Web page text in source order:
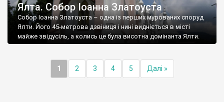
Ялта. Собор Іоанна Златоуста
Собор Іоанна Златоуста – одна із перших мурованих споруд
Ялти. Його 45-метрова дзвіниця і нині видніється в місті
майже звідусіль, а колись це була висотна домінанта Ялти.
1 2 3 4 5 Далі »